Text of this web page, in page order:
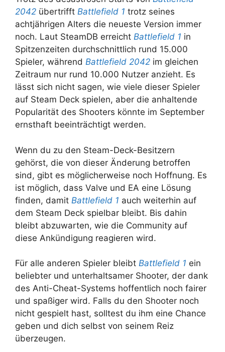
2042 übertrifft Battlefield 1 trotz seines
achtjährigen Alters die neueste Version immer
noch. Laut SteamDB erreicht Battlefield 1 in
Spitzenzeiten durchschnittlich rund 15.000
Spieler, während Battlefield 2042 im gleichen
Zeitraum nur rund 10.000 Nutzer anzieht. Es
lässt sich nicht sagen, wie viele dieser Spieler
auf Steam Deck spielen, aber die anhaltende
Popularität des Shooters könnte im September
ernsthaft beeinträchtigt werden.
Wenn du zu den Steam-Deck-Besitzern
gehörst, die von dieser Änderung betroffen
sind, gibt es möglicherweise noch Hoffnung. Es
ist möglich, dass Valve und EA eine Lösung
finden, damit Battlefield 1 auch weiterhin auf
dem Steam Deck spielbar bleibt. Bis dahin
bleibt abzuwarten, wie die Community auf
diese Ankündigung reagieren wird.
Für alle anderen Spieler bleibt Battlefield 1 ein
beliebter und unterhaltsamer Shooter, der dank
des Anti-Cheat-Systems hoffentlich noch fairer
und spaßiger wird. Falls du den Shooter noch
nicht gespielt hast, solltest du ihm eine Chance
geben und dich selbst von seinem Reiz
überzeugen.